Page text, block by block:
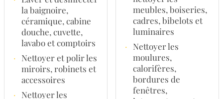
la baignoire,
céramique, cabine
douche, cuvette,
lavabo et comptoirs
· Nettoyer et polir les
miroirs, robinets et
accessoires
· Nettoyer les
meubles, boiseries,
cadres, bibelots et
luminaires
· Nettoyer les
moulures,
calorifères,
bordures de
fenêtres,